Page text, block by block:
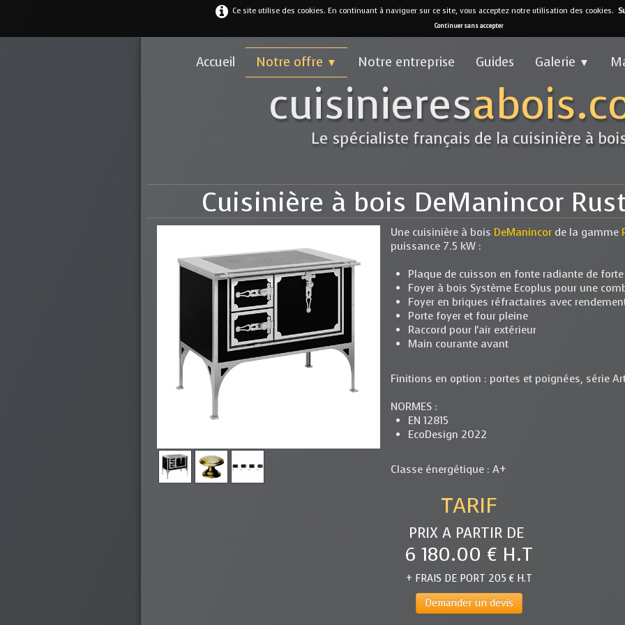
Ce site utilise des cookies. En continuant à naviguer sur ce site, vous acceptez notre utilisation des cookies.
Continuer sans accepter
Accueil Notre offre ▼ Notre entreprise Guides Galerie ▼
cuisinieres
Le spécialiste français de la cuisinière à
Cuisinière à bois DeManincor
Une cuisinière à bois DeManincor de la gamme
puissance 7.5 kW :
Plaque de cuisson en fonte radiante de
Foyer à bois Système Ecoplus pour une
Foyer en briques réfractaires avec
Porte foyer et four pleine
Raccord pour l'air extérieur
Main courante avant
Finitions en option : portes et poignées, série
NORMES :
EN 12815
EcoDesign 2022
Classe énergétique : A+
TARIF
PRIX A PARTIR DE
6 180.00 € H.T
+ FRAIS DE PORT 205 € H.T
Demander un devis